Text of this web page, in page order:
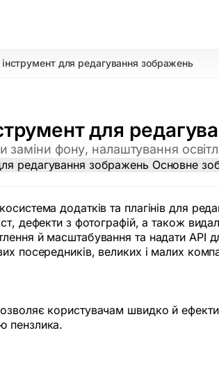
для редагування зображень
для
фону, налаштування
додатків та плагінів для
дефекти з фотографій, а також
й масштабування та надати API
посередників, великих і малих
користувачам швидко й
пензлика.